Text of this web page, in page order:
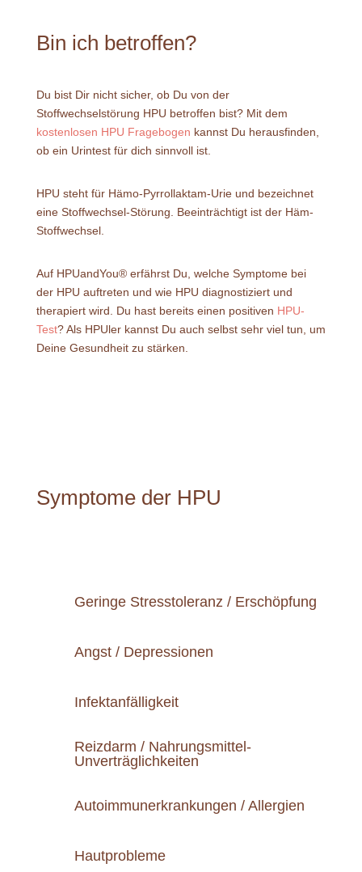
Bin ich betroffen?
Du bist Dir nicht sicher, ob Du von der
Stoffwechselstörung HPU betroffen bist? Mit dem
kostenlosen HPU Fragebogen kannst Du herausfinden,
ob ein Urintest für dich sinnvoll ist.
HPU steht für Hämo-Pyrrollaktam-Urie und bezeichnet
eine Stoffwechsel-Störung. Beeinträchtigt ist der Häm-
Stoffwechsel.
Auf HPUandYou® erfährst Du, welche Symptome bei
der HPU auftreten und wie HPU diagnostiziert und
therapiert wird. Du hast bereits einen positiven HPU-
Test? Als HPUler kannst Du auch selbst sehr viel tun, um
Deine Gesundheit zu stärken.
Symptome der HPU
Geringe Stresstoleranz / Erschöpfung
Angst / Depressionen
Infektanfälligkeit
Reizdarm / Nahrungsmittel-
Unverträglichkeiten
Autoimmunerkrankungen / Allergien
Hautprobleme